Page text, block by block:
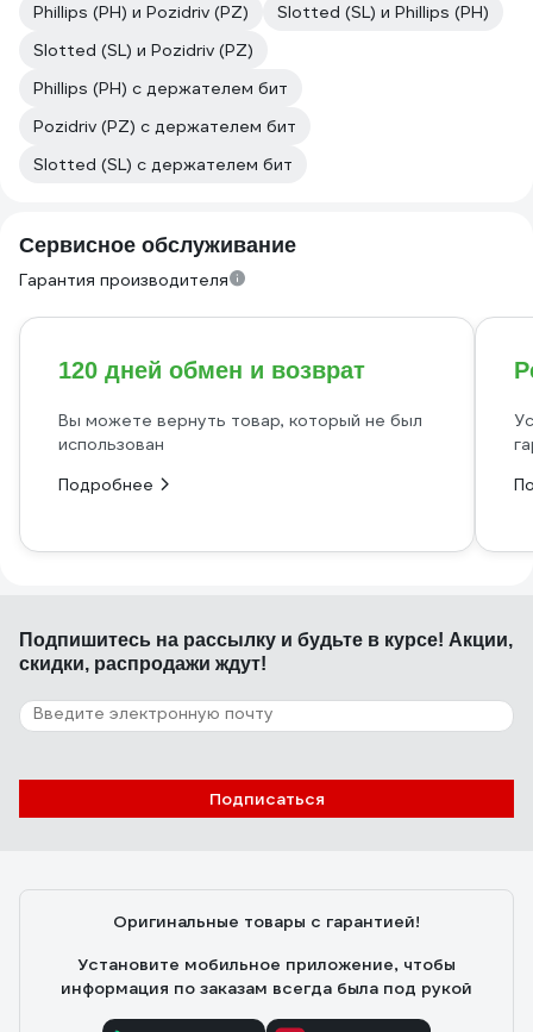
Phillips (PH) и Pozidriv (PZ)
Slotted (SL) и Phillips (PH)
Slotted (SL) и Pozidriv (PZ)
Phillips (PH) с держателем бит
Pozidriv (PZ) с держателем бит
Slotted (SL) с держателем бит
Сервисное обслуживание
Гарантия производителя
120 дней обмен и возврат
Вы можете вернуть товар, который не был
использован
Подробнее
Подпишитесь на рассылку и будьте в курсе! Акции,
скидки, распродажи ждут!
Подписаться
Оригинальные товары с гарантией!
Установите мобильное приложение, чтобы
информация по заказам всегда была под рукой